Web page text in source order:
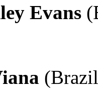
Evans